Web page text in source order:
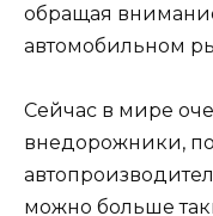
обращая
автомобильном
Сейчас в мире
внедорожники,
можно больше